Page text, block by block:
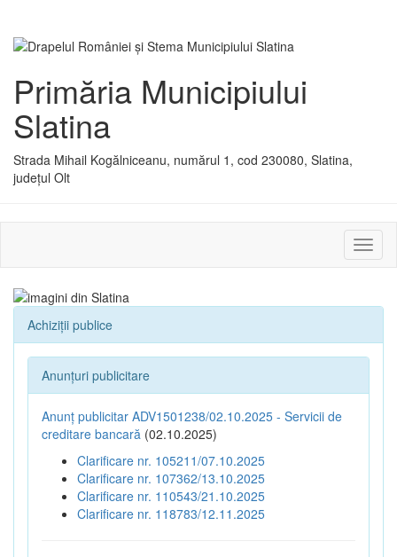
Primăria Municipiului
Slatina
Strada Mihail Kogălniceanu, numărul 1, cod 230080, Slatina,
județul Olt
sau
Achiziții publice
Anunțuri publicitare
Anunț publicitar ADV1501238/02.10.2025 - Servicii de
creditare bancară (02.10.2025)
Clarificare nr. 105211/07.10.2025
Clarificare nr. 107362/13.10.2025
Clarificare nr. 110543/21.10.2025
Clarificare nr. 118783/12.11.2025